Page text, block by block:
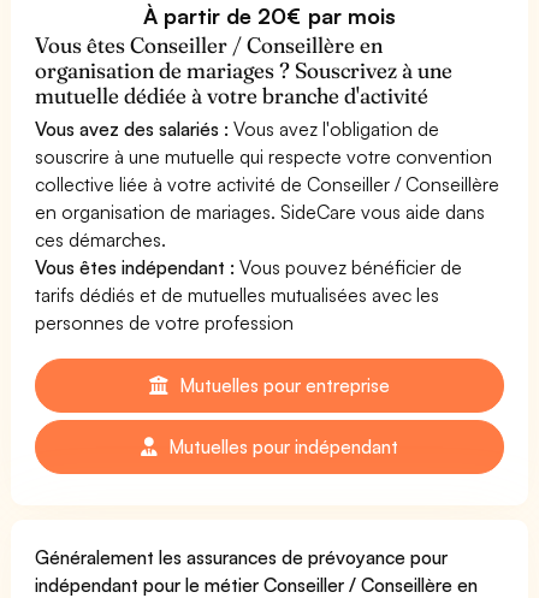
À partir de 20€ par mois
Vous êtes Conseiller / Conseillère en
organisation de mariages ? Souscrivez à une
mutuelle dédiée à votre branche d'activité
Vous avez des salariés : Vous avez l'obligation de
souscrire à une mutuelle qui respecte votre convention
collective liée à votre activité de Conseiller / Conseillère
en organisation de mariages. SideCare vous aide dans
ces démarches.
Vous êtes indépendant : Vous pouvez bénéficier de
tarifs dédiés et de mutuelles mutualisées avec les
personnes de votre profession
Mutuelles pour entreprise
Mutuelles pour indépendant
Généralement les assurances de prévoyance pour
indépendant pour le métier Conseiller / Conseillère en